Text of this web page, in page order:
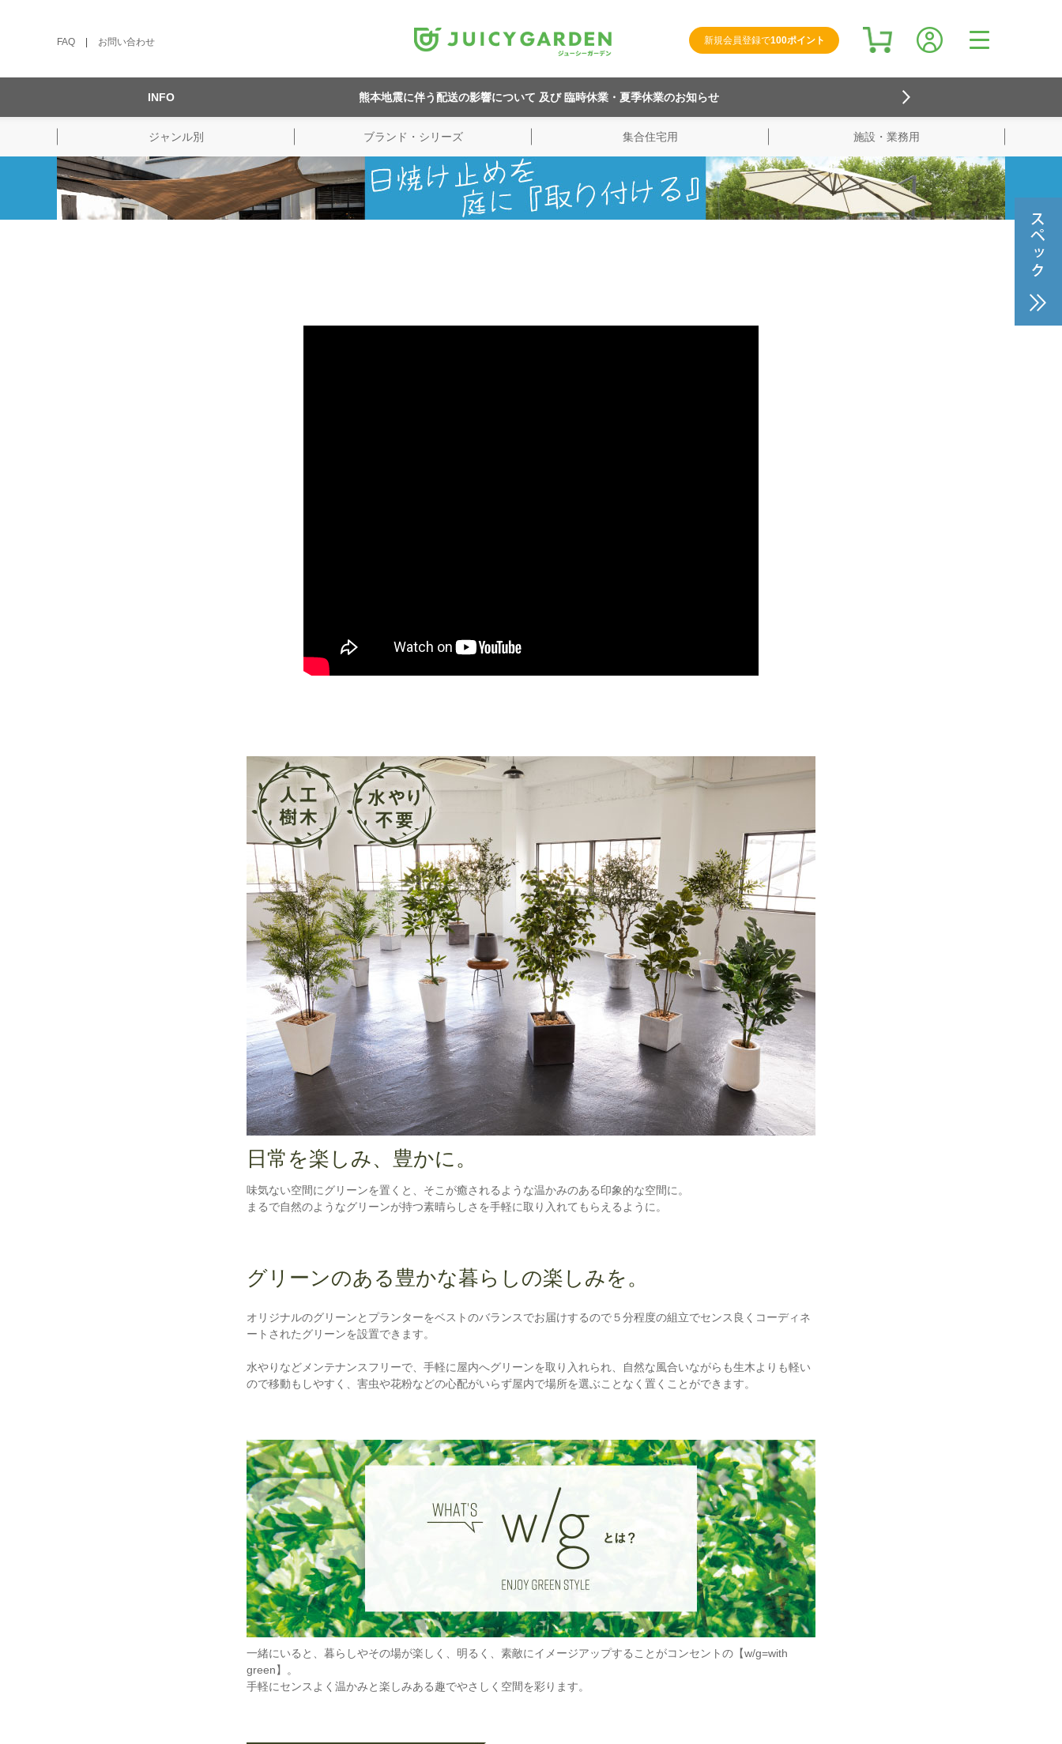
FAQ お問い合わせ 新規会員登録で100ポイント
検索
INFO 熊本地震に伴う配送の影響について 及び 臨時休業・夏季休業のお知らせ
ジャンル別 ブランド・シリーズ 集合住宅用 施設・業務用
日常を楽しみ、豊かに。
味気ない空間にグリーンを置くと、そこが癒されるような温かみのある印象的な空間に。
まるで自然のようなグリーンが持つ素晴らしさを手軽に取り入れてもらえるように。
グリーンのある豊かな暮らしの楽しみを。
オリジナルのグリーンとプランターをベストのバランスでお届けするので５分程度の組立でセンス良くコーディネ
ートされたグリーンを設置できます。
水やりなどメンテナンスフリーで、手軽に屋内へグリーンを取り入れられ、自然な風合いながらも生木よりも軽い
ので移動もしやすく、害虫や花粉などの心配がいらず屋内で場所を選ぶことなく置くことができます。
一緒にいると、暮らしやその場が楽しく、明るく、素敵にイメージアップすることがコンセントの【w/g=with
green】。
手軽にセンスよく温かみと楽しみある趣でやさしく空間を彩ります。